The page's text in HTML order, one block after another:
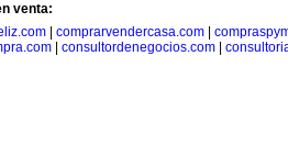
venta:
| comprarvendercasa.com|
| consultordenegocios.com|